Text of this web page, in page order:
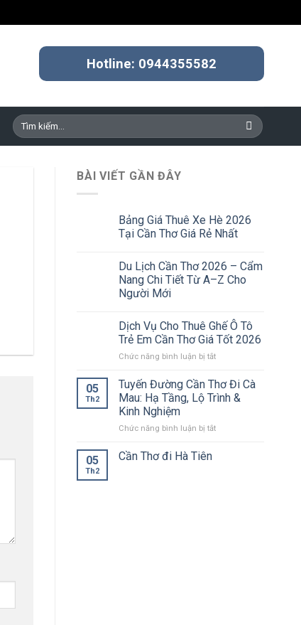
Hotline: 0944355582
Tìm
kiếm:
BÀI VIẾT GẦN ĐÂY
Bảng Giá Thuê Xe Hè 2026
Tại Cần Thơ Giá Rẻ Nhất
Du Lịch Cần Thơ 2026 – Cẩm
Nang Chi Tiết Từ A–Z Cho
Người Mới
Dịch Vụ Cho Thuê Ghế Ô Tô
Trẻ Em Cần Thơ Giá Tốt 2026
Chức năng bình luận bị tắtở
Vụ
Cho
Thuê
Ô
05
Th2
Tuyến Đường Cần Thơ Đi Cà
Mau: Hạ Tầng, Lộ Trình &
Kinh Nghiệm
Chức năng bình luận bị tắtở
05
Th2
Cần Thơ đi Hà Tiên